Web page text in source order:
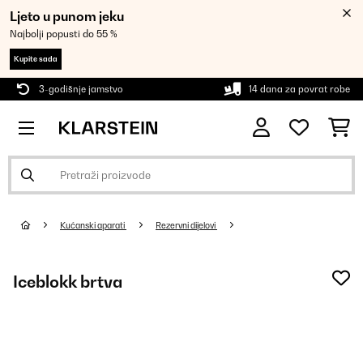
Ljeto u punom jeku
Najbolji popusti do 55 %
Kupite sada
3-godišnje jamstvo 14 dana za povrat robe
Kućanski aparati Rezervni dijelovi
Iceblokk brtva